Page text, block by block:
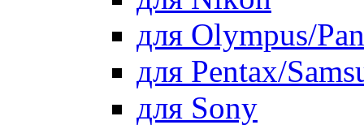
для Olympus/
для Pentax/
для Sony